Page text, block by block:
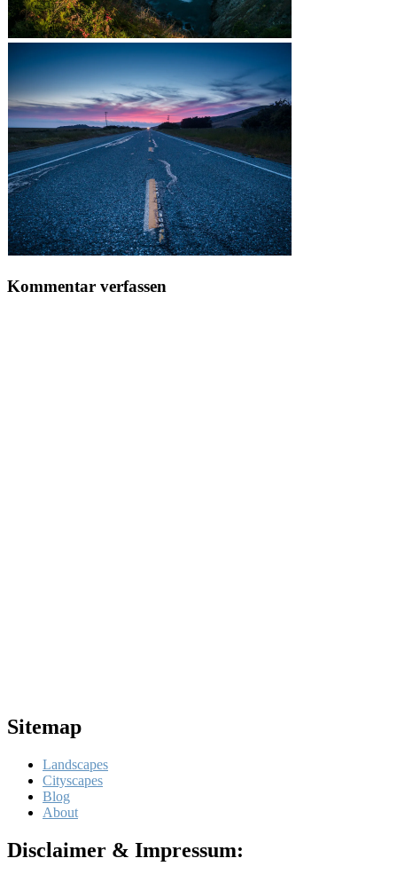
Kommentar verfassen
Sitemap
Landscapes
Cityscapes
Blog
About
Disclaimer & Impressum: